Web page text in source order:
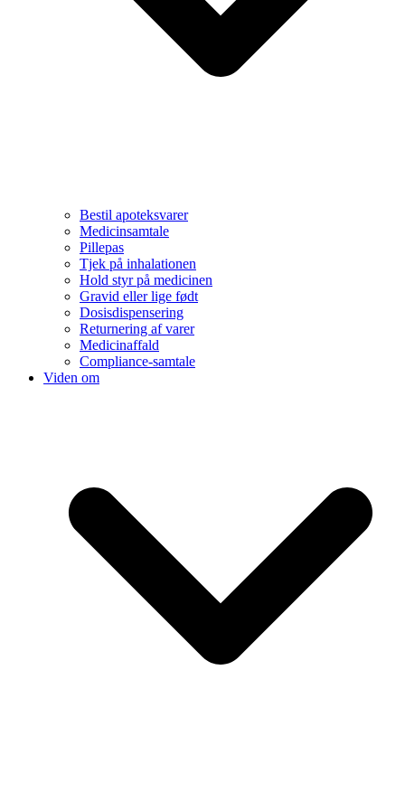
Bestil apoteksvarer
Medicinsamtale
Pillepas
Tjek på inhalationen
Hold styr på medicinen
Gravid eller lige født
Dosisdispensering
Returnering af varer
Medicinaffald
Compliance-samtale
Viden om